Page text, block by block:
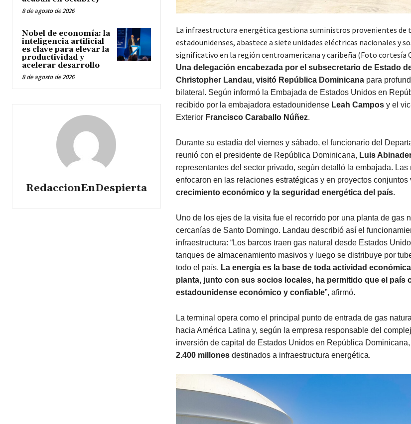
8 de agosto de 2026
Nobel de economía: la
inteligencia artificial
es clave para elevar la
productividad y
acelerar desarrollo
8 de agosto de 2026
RedaccionEnDespierta
La infraestructura energética gestiona suministros provenientes de
estadounidenses, abastece a siete unidades eléctricas nacionales y
significativo en la región centroamericana y caribeña (Foto cortesía
Una delegación encabezada por el subsecretario de Estado
Christopher Landau, visitó República Dominicanapara
bilateral. Según informó la Embajada de Estados Unidos en
recibido por la embajadora estadounidense Leah Camposy el
Exterior Francisco Caraballo Núñez.
Durante su estadía del viernes y sábado, el funcionario del
reunió con el presidente de República Dominicana, Luis
representantes del sector privado, según detalló la embajada. Las
enfocaron en las relaciones estratégicas y en proyectos conjuntos
crecimiento económico y la seguridad energética del país.
Uno de los ejes de la visita fue el recorrido por una planta de gas
cercanías de Santo Domingo. Landau describió así el
infraestructura: “Los barcos traen gas natural desde Estados
tanques de almacenamiento masivos y luego se distribuye por
todo el país. La energía es la base de toda actividad
planta, junto con sus socios locales, ha permitido que el país
estadounidense económico y confiable”, afirmó.
La terminal opera como el principal punto de entrada de gas
hacia América Latina y, según la empresa responsable del
inversión de capital de Estados Unidos en República
2.400 millonesdestinados a infraestructura energética.